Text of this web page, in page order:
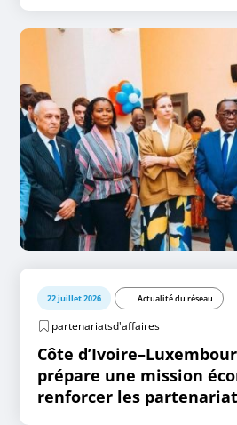
22 juillet 2026 Actualité du réseau
partenariatsd'affaires
Côte
prépare une mission
renforcer les